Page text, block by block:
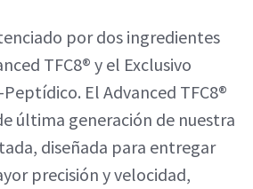
por dos ingredientes
TFC8® y el Exclusivo
El Advanced TFC8®
última generación de nuestra
diseñada para entregar
precisión y velocidad,